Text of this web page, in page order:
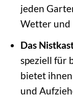
jeden
Wetter und
Das
speziell für
bietet
und